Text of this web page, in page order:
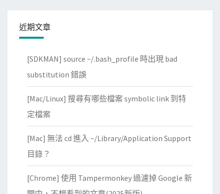
近期文章
[SDKMAN] source ~/.bash_profile 時出現 bad
substitution 錯誤
[Mac/Linux] 搜尋有哪些檔案 symbolic link 到特
定檔案
[Mac] 無法 cd 進入 ~/Library/Application Support
目錄？
[Chrome] 使用 Tampermonkey 過濾掉 Google 新